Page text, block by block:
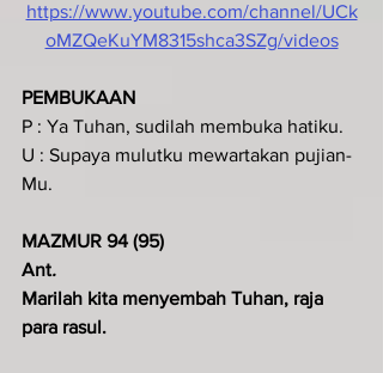
https://www.youtube.com/channel/UCk
oMZQeKuYM8315shca3SZg/videos
PEMBUKAAN
P : Ya Tuhan, sudilah membuka hatiku.
U : Supaya mulutku mewartakan pujian-
Mu.
MAZMUR 94 (95)
Ant.
Marilah kita menyembah Tuhan, raja
para rasul.